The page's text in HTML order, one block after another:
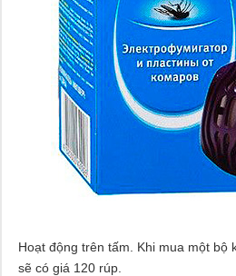
Hoạt động trên tấm. Khi mua một bộ
sẽ có giá 120 rúp.